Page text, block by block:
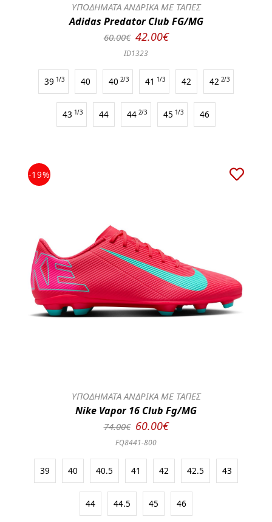
ΥΠΟΔΗΜΑΤΑ ΑΝΔΡΙΚΑ ΜΕ ΤΑΠΕΣ
Adidas Predator Club FG/MG
60.00€ 42.00€
ID1323
39 1/3 40 40 2/3 41 1/3 42 42 2/3
43 1/3 44 44 2/3 45 1/3 46
-19%
ΥΠΟΔΗΜΑΤΑ ΑΝΔΡΙΚΑ ΜΕ ΤΑΠΕΣ
Nike Vapor 16 Club Fg/MG
74.00€ 60.00€
FQ8441-800
39 40 40.5 41 42 42.5 43
44 44.5 45 46